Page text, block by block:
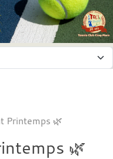
Printemps 🌿
🌿